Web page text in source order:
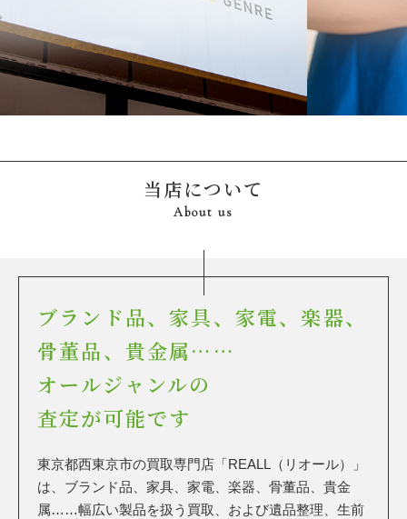
当店について
About us
ブランド品、家具、家電、楽器、
骨董品、貴金属……
オールジャンルの
査定が可能です
東京都西東京市の買取専門店「REALL（リオール）」
は、ブランド品、家具、家電、楽器、骨董品、貴金
属……幅広い製品を扱う買取、および遺品整理、生前